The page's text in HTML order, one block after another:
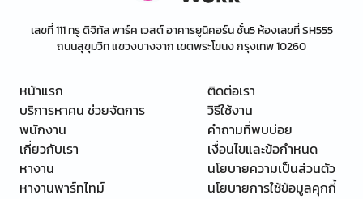
เลขที่ 111 ทรู ดิจิทัล พาร์ค เวสต์ อาคารยูนิคอร์น ชั้น5 ห้องเลขที่ SH555
ถนนสุขุมวิท แขวงบางจาก เขตพระโขนง กรุงเทพ 10260
หน้าแรก
บริการหาคน ช่วยจัดการ
พนักงาน
เกี่ยวกับเรา
หางาน
หางานพาร์ทไทม์
ติดต่อเรา
วิธีใช้งาน
คำถามที่พบบ่อย
เงื่อนไขและข้อกำหนด
นโยบายความเป็นส่วนตัว
นโยบายการใช้ข้อมูลคุกกี้